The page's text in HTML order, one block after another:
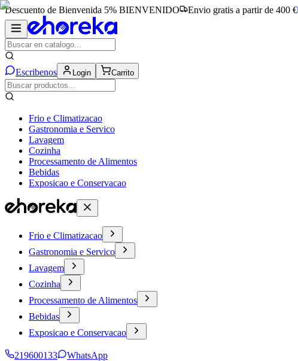
Descuento de Bienvenida 5% BIENVENIDO Envio gratis a partir de 400 €
Escribenos Login Carrito
Frio e Climatizacao
Gastronomia e Servico
Lavagem
Cozinha
Processamento de Alimentos
Bebidas
Exposicao e Conservacao
Frio e Climatizacao
Gastronomia e Servico
Lavagem
Cozinha
Processamento de Alimentos
Bebidas
Exposicao e Conservacao
219600133
WhatsApp